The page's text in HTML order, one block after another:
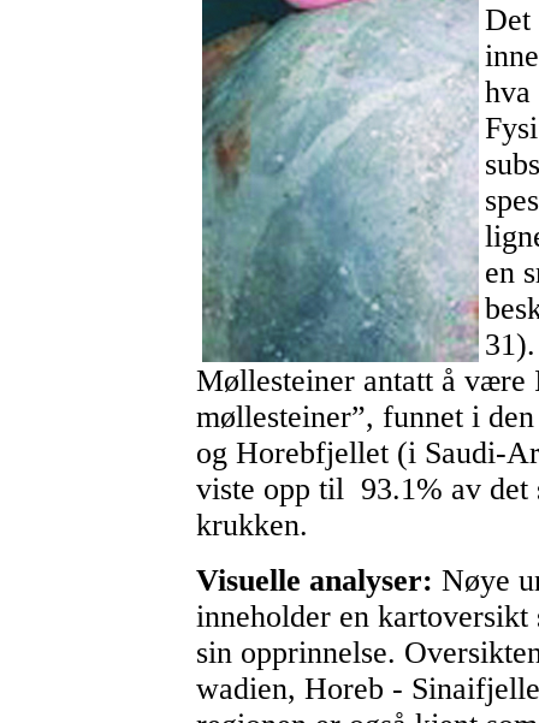
Det
hva
en
Møllesteiner antatt å være
møllesteiner”, funnet i
og Horebfjellet (i Saudi-
viste opp til 93.1% av det
krukken.
Visuelle analyser: Nøye
inneholder en
sin opprinnelse.
wadien, Horeb -